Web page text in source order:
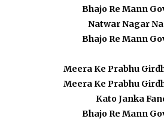
Bhajo Re Mann
Natwar Nagar
Bhajo Re Mann
Meera Ke Prabhu
Meera Ke Prabhu
Kato Janka
Bhajo Re Mann